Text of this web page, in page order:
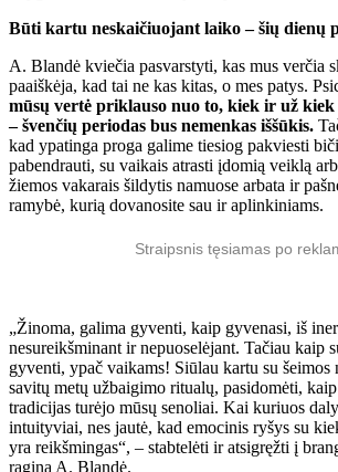
Būti kartu neskaičiuojant laiko – šių dienų
A. Blandė kviečia pasvarstyti, kas mus verčia
paaiškėja, kad tai ne kas kitas, o mes patys.
mūsų vertė priklauso nuo to, kiek ir už
– švenčių periodas bus nemenkas iššūkis.
kad ypatinga proga galime tiesiog pakviesti
pabendrauti, su vaikais atrasti įdomią veiklą
žiemos vakarais šildytis namuose arbata ir
ramybė, kurią dovanosite sau ir aplinkiniams.
Straipsnis tęsiamas po
„Žinoma, galima gyventi, kaip gyvenasi, iš
nesureikšminant ir nepuoselėjant. Tačiau kaip
gyventi, ypač vaikams! Siūlau kartu su šeimos
savitų metų užbaigimo ritualų, pasidomėti,
tradicijas turėjo mūsų senoliai. Kai kuriuos
intuityviai, nes jautė, kad emocinis ryšys su
yra reikšmingas“, – stabtelėti ir atsigręžti į
ragina A. Blandė.